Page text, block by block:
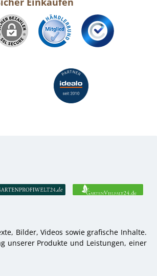
Bilder, Videos sowie grafische Inhalte.
unserer Produkte und Leistungen, einer